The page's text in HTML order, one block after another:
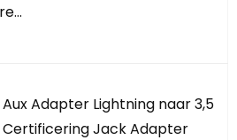
Aux Adapter Lightning naar 3,5
Certificering Jack Adapter